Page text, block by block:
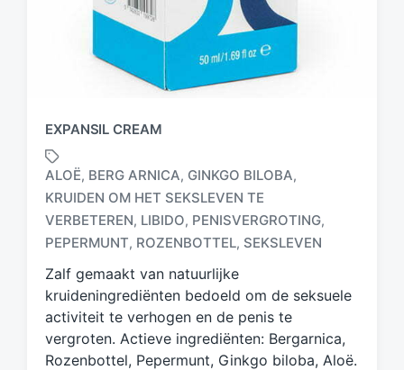
EXPANSIL CREAM
e
t
a
d
m
e
t
ALOË, BERG ARNICA, GINKGO BILOBA,
KRUIDEN OM HET SEKSLEVEN TE
VERBETEREN, LIBIDO, PENISVERGROTING,
PEPERMUNT, ROZENBOTTEL, SEKSLEVEN
Zalf gemaakt van natuurlijke
kruideningrediënten bedoeld om de seksuele
activiteit te verhogen en de penis te
vergroten. Actieve ingrediënten: Bergarnica,
Rozenbottel, Pepermunt, Ginkgo biloba, Aloë.